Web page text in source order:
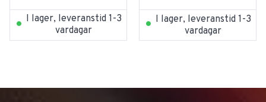
I lager, leveranstid 1-3
vardagar
I lager, leveranstid 1-3
vardagar